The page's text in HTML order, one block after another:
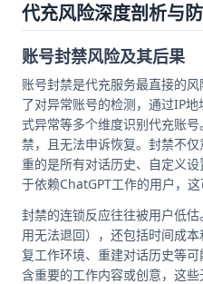
代充风险深度剖析与
账号封禁风险及其后果
账号封禁是代充服务最直接的
了对异常账号的检测，通过IP
式异常等多个维度识别代充账
禁，且无法申诉恢复。封禁不
重的是所有对话历史、自定义
于依赖ChatGPT工作的用户，
封禁的连锁反应往往被用户低
用无法退回），还包括时间成
复工作环境、重建对话历史等
含重要的工作内容或创意，这些